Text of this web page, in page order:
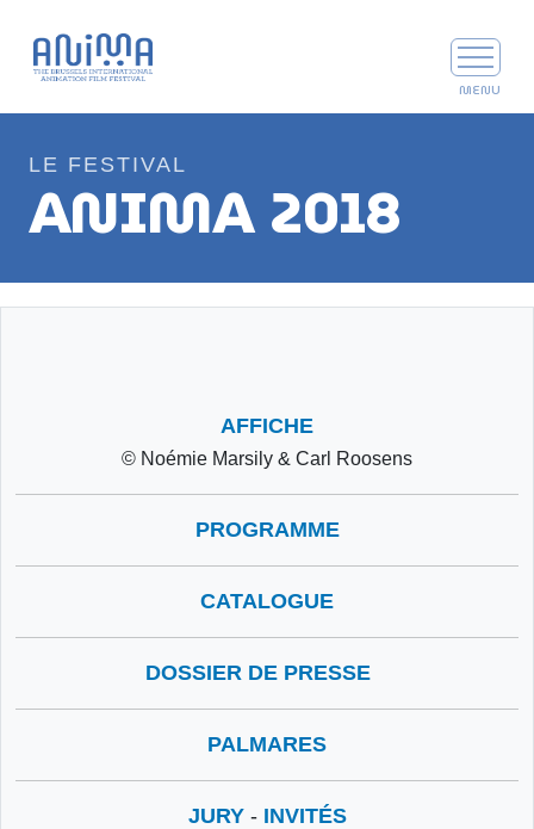
LE FESTIVAL
ANIMA 2018
AFFICHE
© Noémie Marsily & Carl Roosens
PROGRAMME
CATALOGUE
DOSSIER DE PRESSE
PALMARES
JURY- INVITÉS